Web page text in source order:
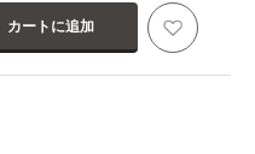
カートに追加